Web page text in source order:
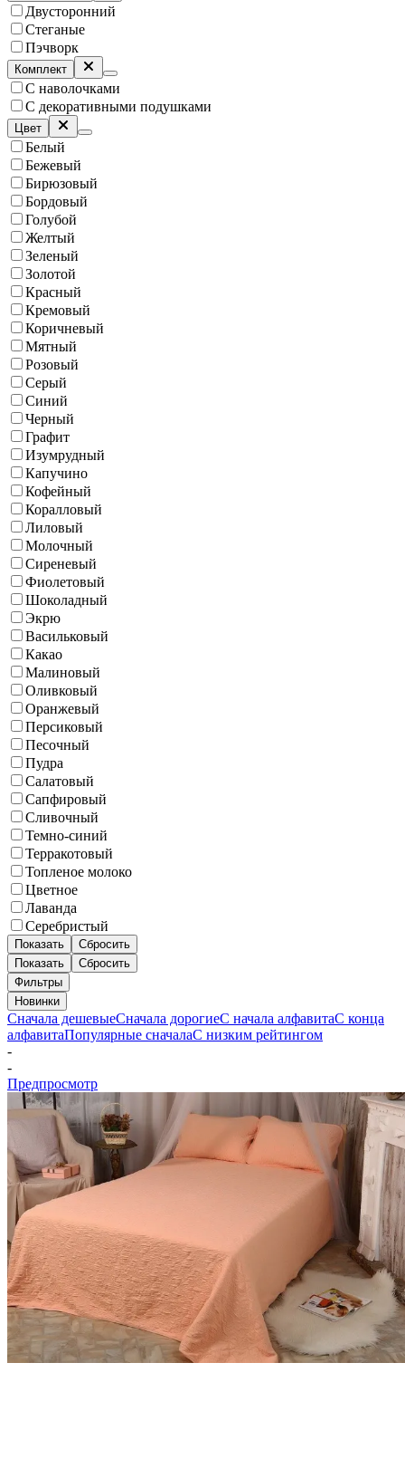
Двусторонний
Стеганые
Пэчворк
Комплект
С наволочками
С декоративными подушками
Цвет
Белый
Бежевый
Бирюзовый
Бордовый
Голубой
Желтый
Зеленый
Золотой
Красный
Кремовый
Коричневый
Мятный
Розовый
Серый
Синий
Черный
Графит
Изумрудный
Капучино
Кофейный
Коралловый
Лиловый
Молочный
Сиреневый
Фиолетовый
Шоколадный
Экрю
Васильковый
Какао
Малиновый
Оливковый
Оранжевый
Персиковый
Песочный
Пудра
Салатовый
Сапфировый
Сливочный
Темно-синий
Терракотовый
Топленое молоко
Цветное
Лаванда
Серебристый
Показать
Сбросить
Показать
Сбросить
Фильтры
Новинки
Сначала дешевыеСначала дорогиеС начала алфавитаС конца
алфавитаПопулярные сначалаС низким рейтингом
-
-
Предпросмотр